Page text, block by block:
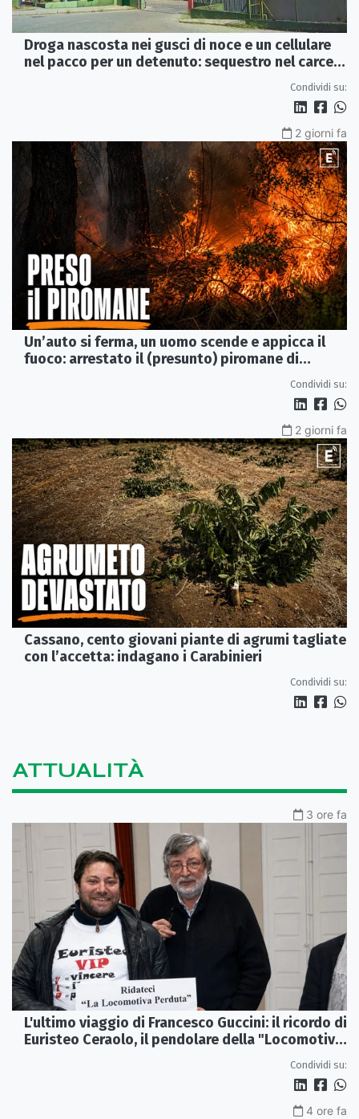
Droga nascosta nei gusci di noce e un cellulare
nel pacco per un detenuto: sequestro nel carcere
Condividi su:
2 giorni fa
Un’auto si ferma, un uomo scende e appicca il
fuoco: arrestato il (presunto) piromane di
Condividi su:
2 giorni fa
Cassano, cento giovani piante di agrumi tagliate
con l’accetta: indagano i Carabinieri
Condividi su:
ATTUALITÀ
3 ore fa
L'ultimo viaggio di Francesco Guccini: il ricordo di
Euristeo Ceraolo, il pendolare della "Locomotiva
Condividi su:
4 ore fa